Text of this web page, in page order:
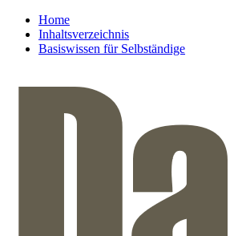
Home
Inhaltsverzeichnis
Basiswissen für Selbständige